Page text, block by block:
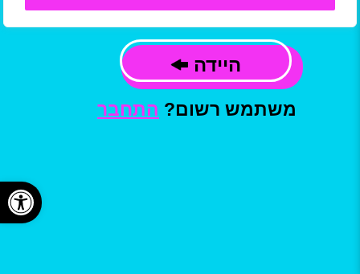
היידה
משתמש רשום? התחבר